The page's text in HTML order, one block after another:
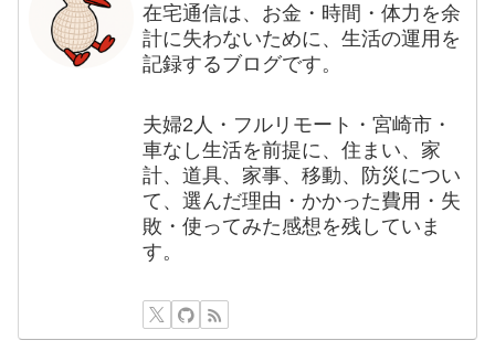
在宅通信は、お金・時間・体力を余
計に失わないために、生活の運用を
記録するブログです。
夫婦2人・フルリモート・宮崎市・
車なし生活を前提に、住まい、家
計、道具、家事、移動、防災につい
て、選んだ理由・かかった費用・失
敗・使ってみた感想を残していま
す。